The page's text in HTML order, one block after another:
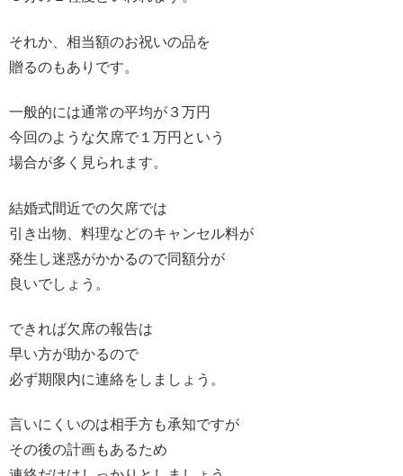
それか、相当額のお祝いの品を
贈るのもありです。
一般的には通常の平均が３万円
今回のような欠席で１万円という
場合が多く見られます。
結婚式間近での欠席では
引き出物、料理などのキャンセル料が
発生し迷惑がかかるので同額分が
良いでしょう。
できれば欠席の報告は
早い方が助かるので
必ず期限内に連絡をしましょう。
言いにくいのは相手方も承知ですが
その後の計画もあるため